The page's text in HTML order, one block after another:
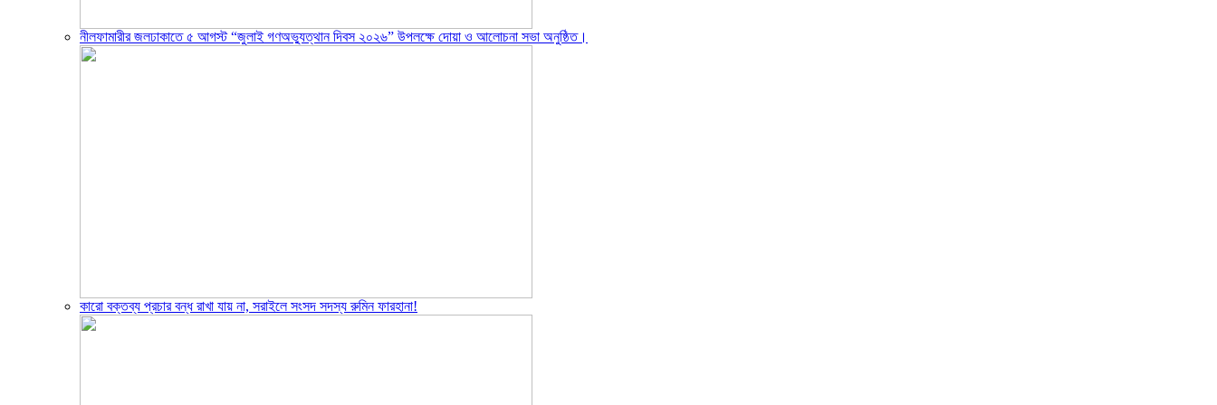
নীলফামারীর জলঢাকাতে ৫ আগস্ট “জুলাই গণঅভ্যুত্থান দিবস ২০২৬” উপলক্ষে দোয়া ও আলোচনা সভা অনুষ্ঠিত।
‎কারো বক্তব্য প্রচার বন্ধ রাখা যায় না, সরাইলে সংসদ সদস্য রুমিন ফারহানা!